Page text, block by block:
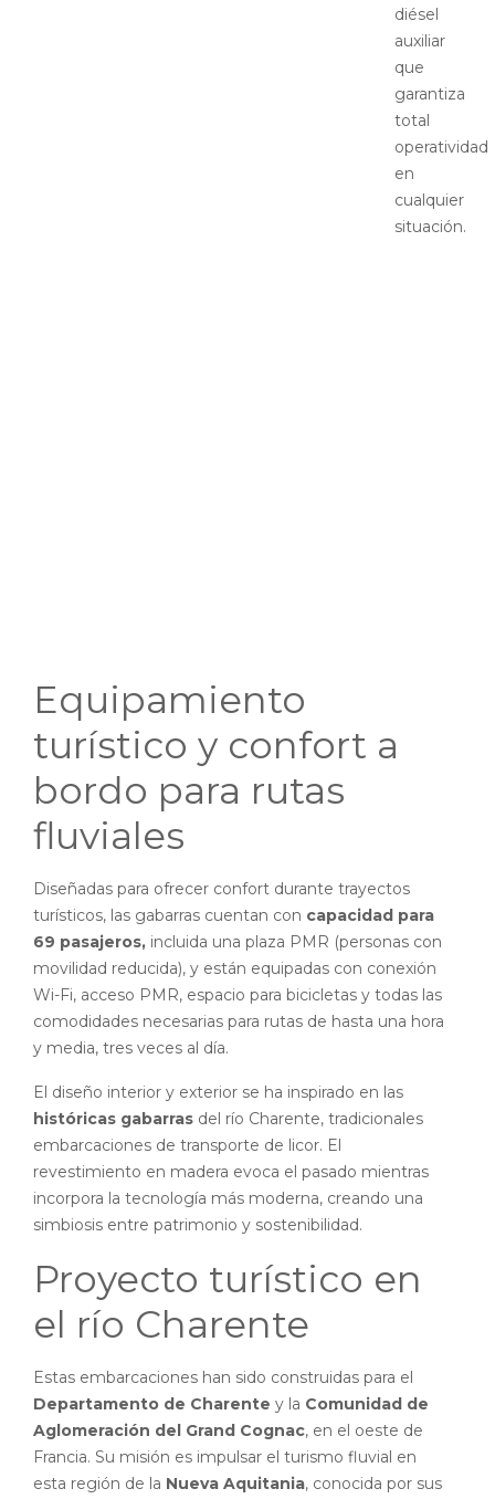
diésel
auxiliar
que
garantiza
total
operatividad
en
cualquier
situación.
Equipamiento
turístico y confort a
bordo para rutas
fluviales
Diseñadas para ofrecer confort durante trayectos
turísticos, las gabarras cuentan con capacidad para
69 pasajeros, incluida una plaza PMR (personas con
movilidad reducida), y están equipadas con conexión
Wi-Fi, acceso PMR, espacio para bicicletas y todas las
comodidades necesarias para rutas de hasta una hora
y media, tres veces al día.
El diseño interior y exterior se ha inspirado en las
históricas gabarras del río Charente, tradicionales
embarcaciones de transporte de licor. El
revestimiento en madera evoca el pasado mientras
incorpora la tecnología más moderna, creando una
simbiosis entre patrimonio y sostenibilidad.
Proyecto turístico en
el río Charente
Estas embarcaciones han sido construidas para el
Departamento de Charente y la Comunidad de
Aglomeración del Grand Cognac, en el oeste de
Francia. Su misión es impulsar el turismo fluvial en
esta región de la Nueva Aquitania, conocida por sus